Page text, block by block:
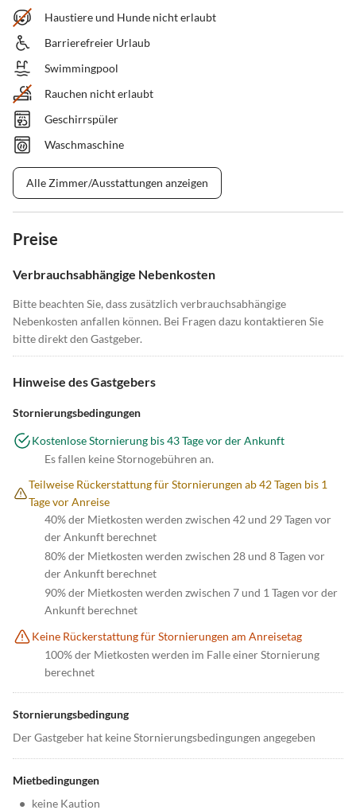
Haustiere und Hunde nicht erlaubt
Barrierefreier Urlaub
Swimmingpool
Rauchen nicht erlaubt
Geschirrspüler
Waschmaschine
Alle Zimmer/Ausstattungen anzeigen
Preise
Verbrauchsabhängige Nebenkosten
Bitte beachten Sie, dass zusätzlich verbrauchsabhängige
Nebenkosten anfallen können. Bei Fragen dazu kontaktieren Sie
bitte direkt den Gastgeber.
Hinweise des Gastgebers
Stornierungsbedingungen
Kostenlose Stornierung bis 43 Tage vor der Ankunft
Es fallen keine Stornogebühren an.
Teilweise Rückerstattung für Stornierungen ab 42 Tagen bis 1
Tage vor Anreise
40% der Mietkosten werden zwischen 42 und 29 Tagen vor
der Ankunft berechnet
80% der Mietkosten werden zwischen 28 und 8 Tagen vor
der Ankunft berechnet
90% der Mietkosten werden zwischen 7 und 1 Tagen vor der
Ankunft berechnet
Keine Rückerstattung für Stornierungen am Anreisetag
100% der Mietkosten werden im Falle einer Stornierung
berechnet
Stornierungsbedingung
Der Gastgeber hat keine Stornierungsbedingungen angegeben
Mietbedingungen
• keine Kaution